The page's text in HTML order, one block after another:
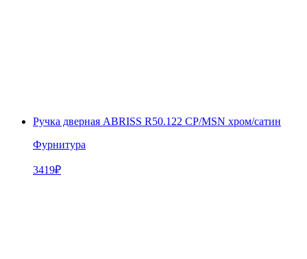
Ручка дверная ABRISS R50.122 CP/MSN хром/сатин
Фурнитура
3419₽